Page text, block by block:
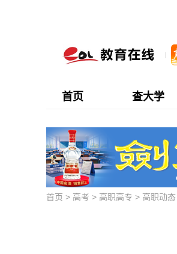
首页 查大学
首页 > 高考 > 高职高专 > 高职动态